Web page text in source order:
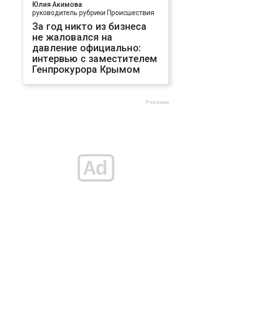
Юлия Акимова
руководитель рубрики Происшествия
За год никто из бизнеса
не жаловался на
давление официально:
интервью с заместителем
Генпрокурора Крымом